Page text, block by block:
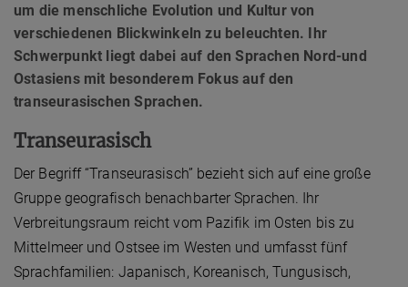
um die menschliche Evolution und Kultur von
verschiedenen Blickwinkeln zu beleuchten. Ihr
Schwerpunkt liegt dabei auf den Sprachen Nord-und
Ostasiens mit besonderem Fokus auf den
transeurasischen Sprachen.
Transeurasisch
Der Begriff “Transeurasisch” bezieht sich auf eine große
Gruppe geografisch benachbarter Sprachen. Ihr
Verbreitungsraum reicht vom Pazifik im Osten bis zu
Mittelmeer und Ostsee im Westen und umfasst fünf
Sprachfamilien: Japanisch, Koreanisch, Tungusisch,